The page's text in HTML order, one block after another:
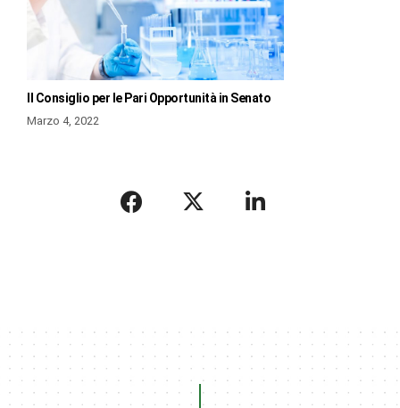
Il Consiglio per le Pari Opportunità in Senato
Marzo 4, 2022